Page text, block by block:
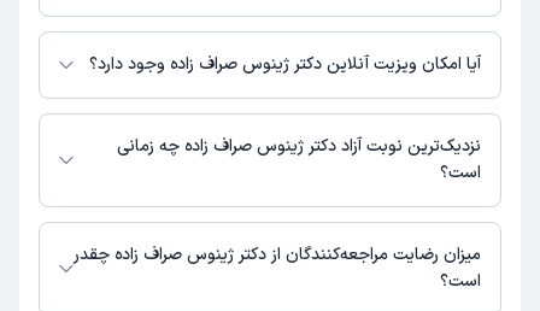
اطلاعاتی درباره محل فعالیت دکتر ژینوس صراف زاده در مراکز درمانی در دسترس
نیست.
آیا امکان ویزیت آنلاین دکتر ژینوس صراف زاده وجود دارد؟
در حال حاضر اطلاعاتی درباره ارائه ویزیت آنلاین توسط دکتر ژینوس صراف زاده
در دسترس نیست. برای دریافت اطلاعات دقیق‌تر، لطفاً با مطب تماس بگیرید.
نزدیک‌ترین نوبت آزاد دکتر ژینوس صراف زاده چه زمانی
است؟
دکتر ژینوس صراف زاده از روز یکشنبه 18 مرداد 1405 بیمار جدید می‌پذیرند.
میزان رضایت مراجعه‌کنندگان از دکتر ژینوس صراف زاده چقدر
است؟